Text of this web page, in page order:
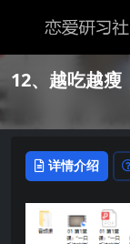
12、越吃越瘦
详情介绍